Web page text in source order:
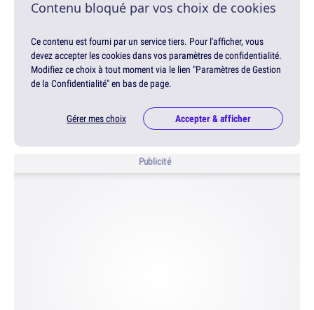
Contenu bloqué par vos choix de cookies
Ce contenu est fourni par un service tiers. Pour l'afficher, vous
devez accepter les cookies dans vos paramètres de confidentialité.
Modifiez ce choix à tout moment via le lien "Paramètres de Gestion
de la Confidentialité" en bas de page.
Gérer mes choix Accepter & afficher
Publicité